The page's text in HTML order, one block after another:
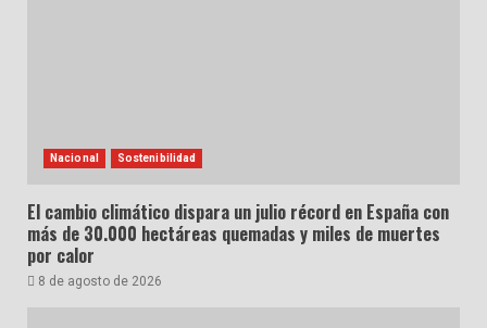
Nacional Sostenibilidad
El cambio climático dispara un julio récord en España con
más de 30.000 hectáreas quemadas y miles de muertes
por calor
8 de agosto de 2026